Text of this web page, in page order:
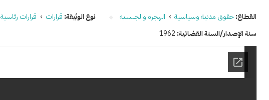
القطاع:حقوق مدنية وسياسية › الهجرة والجنسية نوع الوثيقة: قرارات › قرارات رئاسية
سنة الإصدار/السنة القضائية: 1962